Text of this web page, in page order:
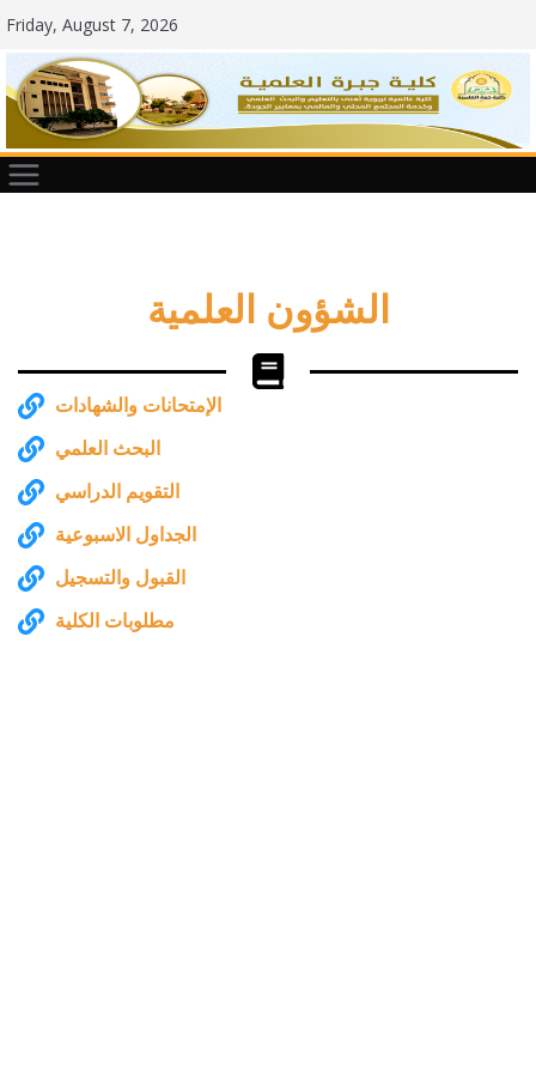
Friday, August 7, 2026
الشؤون العلمية
الإمتحانات والشهادات
البحث العلمي
التقويم الدراسي
الجداول الاسبوعية
القبول والتسجيل
مطلوبات الكلية